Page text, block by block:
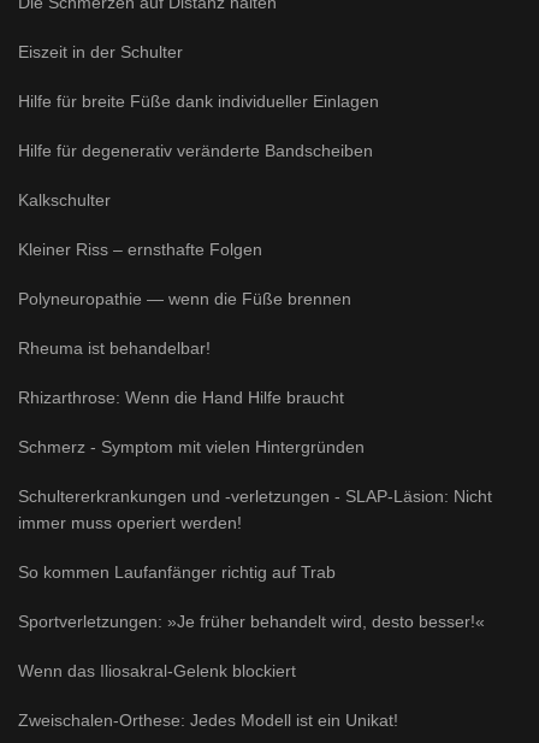
Eiszeit in der Schulter
Hilfe für breite Füße dank individueller Einlagen
Hilfe für degenerativ veränderte Bandscheiben
Kalkschulter
Kleiner Riss – ernsthafte Folgen
Polyneuropathie — wenn die Füße brennen
Rheuma ist behandelbar!
Rhizarthrose: Wenn die Hand Hilfe braucht
Schmerz - Symptom mit vielen Hintergründen
Schultererkrankungen und -verletzungen - SLAP-Läsion: Nicht
immer muss operiert werden!
So kommen Laufanfänger richtig auf Trab
Sportverletzungen: »Je früher behandelt wird, desto besser!«
Wenn das Iliosakral-Gelenk blockiert
Zweischalen-Orthese: Jedes Modell ist ein Unikat!